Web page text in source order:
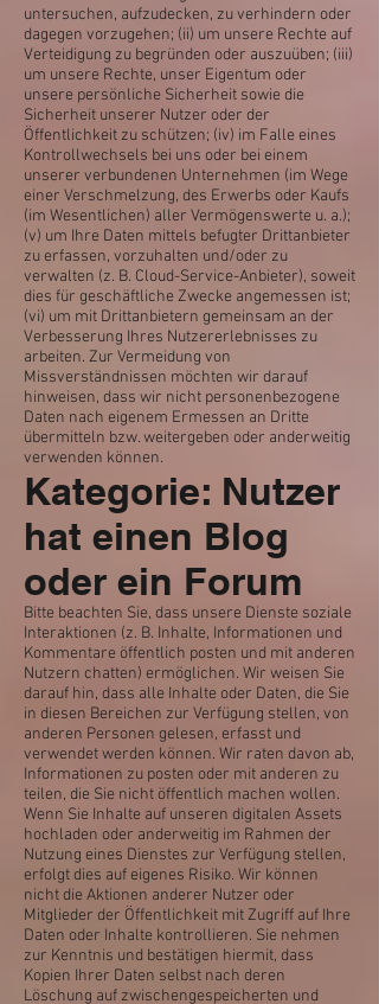
untersuchen, aufzudecken, zu verhindern oder
dagegen vorzugehen; (ii) um unsere Rechte auf
Verteidigung zu begründen oder auszuüben; (iii)
um unsere Rechte, unser Eigentum oder
unsere persönliche Sicherheit sowie die
Sicherheit unserer Nutzer oder der
Öffentlichkeit zu schützen; (iv) im Falle eines
Kontrollwechsels bei uns oder bei einem
unserer verbundenen Unternehmen (im Wege
einer Verschmelzung, des Erwerbs oder Kaufs
(im Wesentlichen) aller Vermögenswerte u. a.);
(v) um Ihre Daten mittels befugter Drittanbieter
zu erfassen, vorzuhalten und/oder zu
verwalten (z. B. Cloud-Service-Anbieter), soweit
dies für geschäftliche Zwecke angemessen ist;
(vi) um mit Drittanbietern gemeinsam an der
Verbesserung Ihres Nutzererlebnisses zu
arbeiten. Zur Vermeidung von
Missverständnissen möchten wir darauf
hinweisen, dass wir nicht personenbezogene
Daten nach eigenem Ermessen an Dritte
übermitteln bzw. weitergeben oder anderweitig
verwenden können.
Kategorie: Nutzer
hat einen Blog
oder ein Forum
Bitte beachten Sie, dass unsere Dienste soziale
Interaktionen (z. B. Inhalte, Informationen und
Kommentare öffentlich posten und mit anderen
Nutzern chatten) ermöglichen. Wir weisen Sie
darauf hin, dass alle Inhalte oder Daten, die Sie
in diesen Bereichen zur Verfügung stellen, von
anderen Personen gelesen, erfasst und
verwendet werden können. Wir raten davon ab,
Informationen zu posten oder mit anderen zu
teilen, die Sie nicht öffentlich machen wollen.
Wenn Sie Inhalte auf unseren digitalen Assets
hochladen oder anderweitig im Rahmen der
Nutzung eines Dienstes zur Verfügung stellen,
erfolgt dies auf eigenes Risiko. Wir können
nicht die Aktionen anderer Nutzer oder
Mitglieder der Öffentlichkeit mit Zugriff auf Ihre
Daten oder Inhalte kontrollieren. Sie nehmen
zur Kenntnis und bestätigen hiermit, dass
Kopien Ihrer Daten selbst nach deren
Löschung auf zwischengespeicherten und